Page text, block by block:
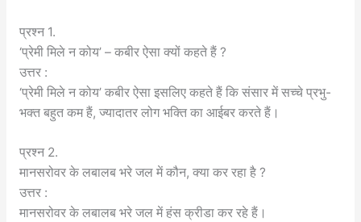
प्रश्न 1.
‘प्रेमी मिले न कोय’ – कबीर ऐसा क्यों कहते हैं ?
उत्तर :
‘प्रेमी मिले न कोय’ कबीर ऐसा इसलिए कहते हैं कि संसार में सच्चे प्रभु-
भक्त बहुत कम हैं, ज्यादातर लोग भक्ति का आईबर करते हैं।
प्रश्न 2.
मानसरोवर के लबालब भरे जल में कौन, क्या कर रहा है ?
उत्तर :
मानसरोवर के लबालब भरे जल में हंस क्रीडा कर रहे हैं।